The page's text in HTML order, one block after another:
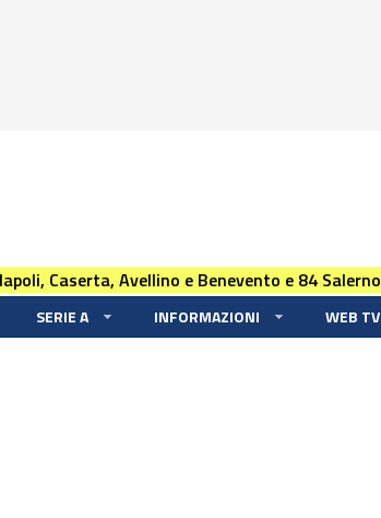
Caserta, Avellino e Benevento e 84 Salerno
SERIE A INFORMAZIONI WEB TV